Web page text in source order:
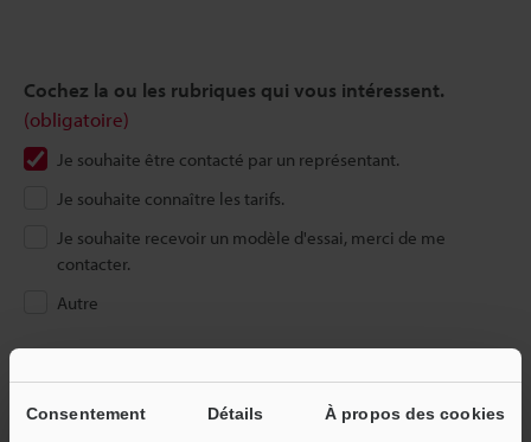
Consentement Détails À propos des cookies
Cochez la ou les rubriques qui vous intéressent.
(obligatoire)
Je souhaite être contacté par un représentant.
Je souhaite connaître les tarifs.
Je souhaite recevoir un modèle d'essai, merci de me
contacter.
Autre
Si vous vous êtes déjà inscrit dans le passé, veuillez saisir votre e-